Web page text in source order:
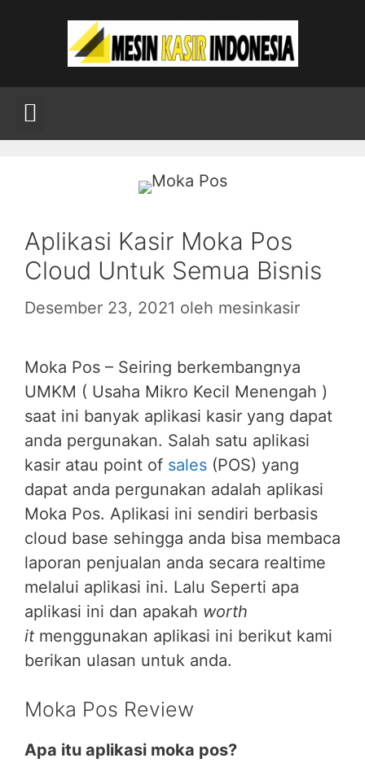
Aplikasi Kasir Moka Pos
Cloud Untuk Semua Bisnis
Desember 23, 2021 oleh mesinkasir
Moka Pos – Seiring berkembangnya
UMKM ( Usaha Mikro Kecil Menengah )
saat ini banyak aplikasi kasir yang dapat
anda pergunakan. Salah satu aplikasi
kasir atau point of sales (POS) yang
dapat anda pergunakan adalah aplikasi
Moka Pos. Aplikasi ini sendiri berbasis
cloud base sehingga anda bisa membaca
laporan penjualan anda secara realtime
melalui aplikasi ini. Lalu Seperti apa
aplikasi ini dan apakah worth
it menggunakan aplikasi ini berikut kami
berikan ulasan untuk anda.
Moka Pos Review
Apa itu aplikasi moka pos?